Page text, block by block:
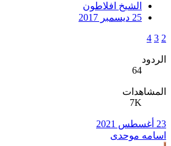
الشيخ افلاطون
25 ديسمبر 2017
2
3
4
الردود
64
المشاهدات
7K
23 أغسطس 2021
اسامه موحدی